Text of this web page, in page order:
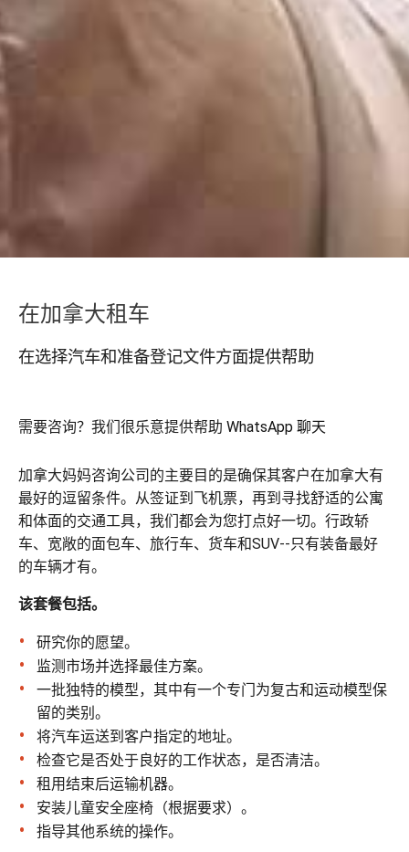
在加拿大租车
在选择汽车和准备登记文件方面提供帮助
需要咨询？我们很乐意提供帮助 WhatsApp 聊天
加拿大妈妈咨询公司的主要目的是确保其客户在加拿大有
最好的逗留条件。从签证到飞机票，再到寻找舒适的公寓
和体面的交通工具，我们都会为您打点好一切。行政轿
车、宽敞的面包车、旅行车、货车和SUV--只有装备最好
的车辆才有。
该套餐包括。
研究你的愿望。
监测市场并选择最佳方案。
一批独特的模型，其中有一个专门为复古和运动模型保
留的类别。
将汽车运送到客户指定的地址。
检查它是否处于良好的工作状态，是否清洁。
租用结束后运输机器。
安装儿童安全座椅（根据要求）。
指导其他系统的操作。